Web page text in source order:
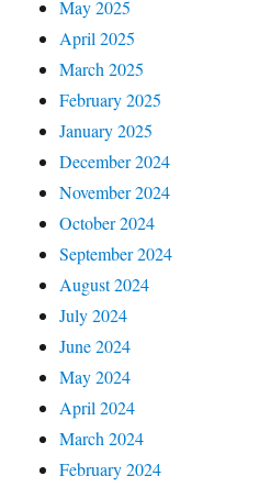
May 2025
April 2025
March 2025
February 2025
January 2025
December 2024
November 2024
October 2024
September 2024
August 2024
July 2024
June 2024
May 2024
April 2024
March 2024
February 2024